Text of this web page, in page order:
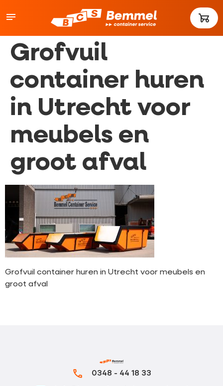
Grofvuil
container huren
in Utrecht voor
meubels en
groot afval
Grofvuil container huren in Utrecht voor meubels en
groot afval
0348 - 44 18 33